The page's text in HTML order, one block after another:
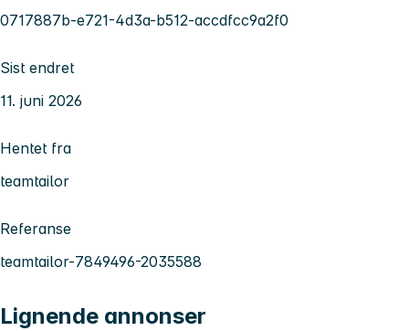
0717887b-e721-4d3a-b512-accdfcc9a2f0
Sist endret
11. juni 2026
Hentet fra
teamtailor
Referanse
teamtailor-7849496-2035588
Lignende annonser